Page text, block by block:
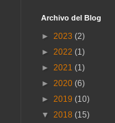
Archivo del Blog
► 2023 (2)
► 2022 (1)
► 2021 (1)
► 2020 (6)
► 2019 (10)
▼ 2018 (15)